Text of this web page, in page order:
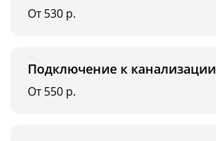
От 530 р.
Подключение к канализации
От 550 р.